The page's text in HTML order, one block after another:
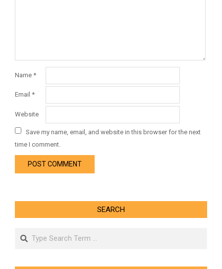
Name *
Email *
Website
Save my name, email, and website in this browser for the next
time I comment.
SEARCH
Search